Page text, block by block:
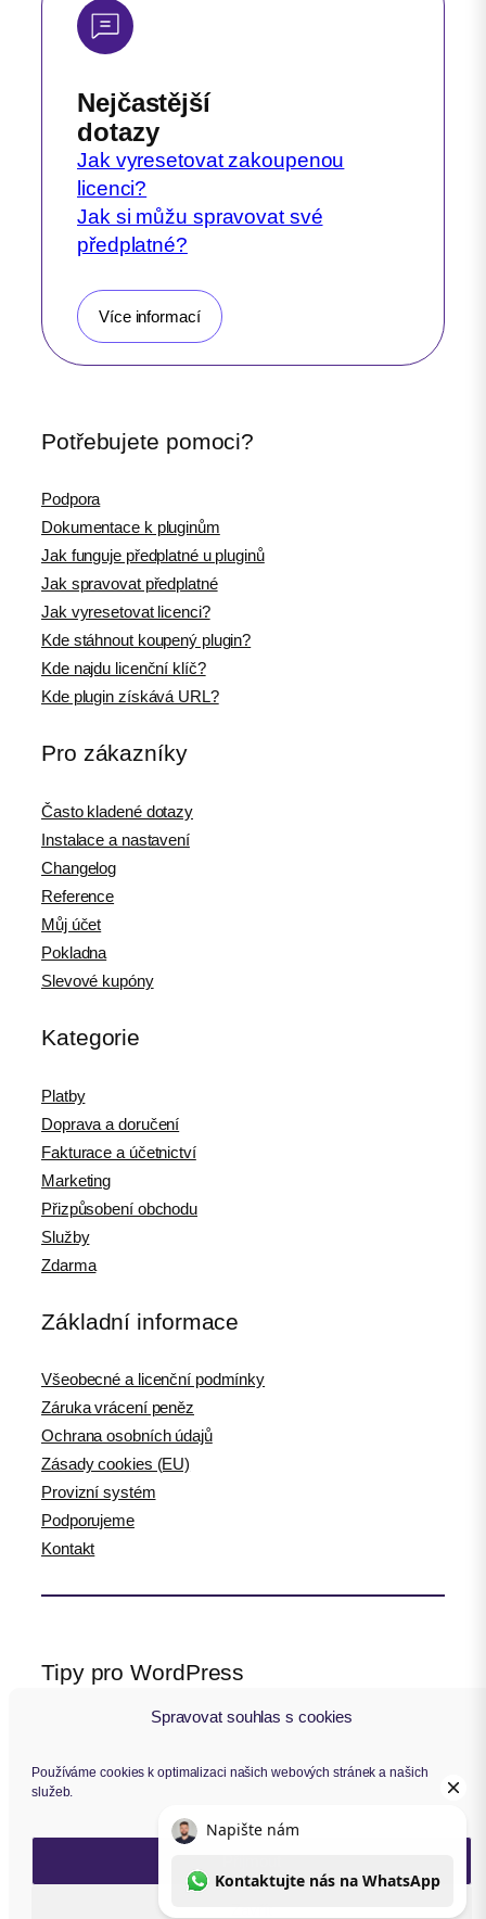
Spravovat souhlas s cookies
Používáme cookies k optimalizaci našich webových stránek a našich
služeb.
Nejčastější
dotazy
Jak vyresetovat zakoupenou
licenci?
Jak si můžu spravovat své
předplatné?
Více informací
Potřebujete pomoci?
Podpora
Dokumentace k pluginům
Jak funguje předplatné u pluginů
Jak spravovat předplatné
Jak vyresetovat licenci?
Kde stáhnout koupený plugin?
Kde najdu licenční klíč?
Kde plugin získává URL?
Pro zákazníky
Často kladené dotazy
Instalace a nastavení
Changelog
Reference
Můj účet
Pokladna
Slevové kupóny
Kategorie
Platby
Doprava a doručení
Fakturace a účetnictví
Marketing
Přizpůsobení obchodu
Služby
Zdarma
Základní informace
Všeobecné a licenční podmínky
Záruka vrácení peněz
Ochrana osobních údajů
Zásady cookies (EU)
Provizní systém
Podporujeme
Kontakt
Tipy pro WordPress
WPlama.cz: WordPress návody
F
Y
I
L